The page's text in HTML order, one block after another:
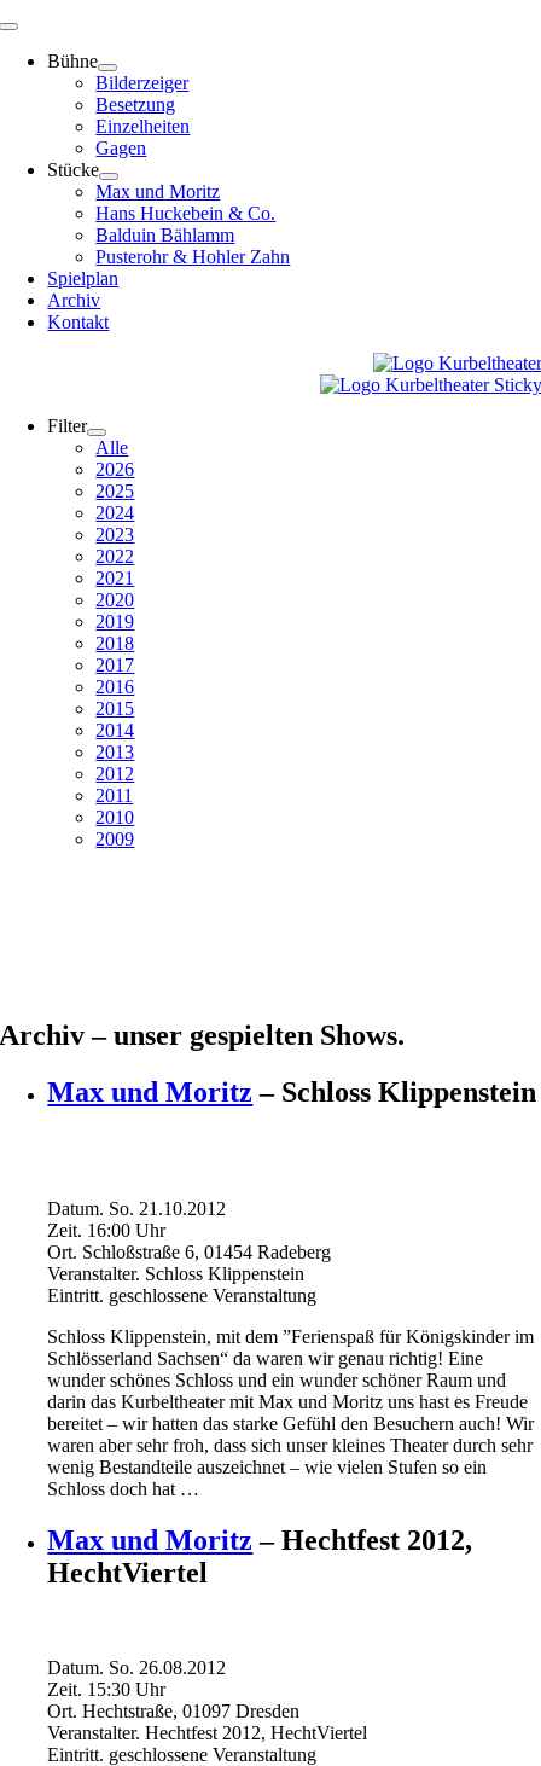
Zum
springen
Toggle
NavigationBühne
Bilderzeiger
Besetzung
Einzelheiten
Gagen
Stücke
Max und Moritz
Hans Huckebein & Co.
Balduin Bählamm
Pusterohr & Hohler Zahn
Spielplan
Archiv
Kontakt
Filter
Alle
2026
2025
2024
2023
2022
2021
2020
2019
2018
2017
2016
2015
2014
2013
2012
2011
2010
2009
Archiv – unser gespielten Shows.
Max und Moritz – Schloss Klippenstein
Datum. So. 21.10.2012
Zeit. 16:00Uhr
Ort. Schloßstraße 6, 01454 Radeberg
Veranstalter. Schloss Klippenstein
Eintritt. geschlossene Veranstaltung
Schloss Klippenstein, mit dem ”Ferienspaß für Königskinder im
Schlösserland Sachsen“ da waren wir genau richtig! Eine
wunder schönes Schloss und ein wunder schöner Raum und
darin das Kurbeltheater mit Max und Moritz uns hast es Freude
bereitet – wir hatten das starke Gefühl den Besuchern auch! Wir
waren aber sehr froh, dass sich unser kleines Theater durch sehr
wenig Bestandteile auszeichnet – wie vielen Stufen so ein
Schloss doch hat …
Max und Moritz – Hechtfest 2012,
HechtViertel
Datum. So. 26.08.2012
Zeit. 15:30Uhr
Ort. Hechtstraße, 01097 Dresden
Veranstalter. Hechtfest 2012, HechtViertel
Eintritt. geschlossene Veranstaltung